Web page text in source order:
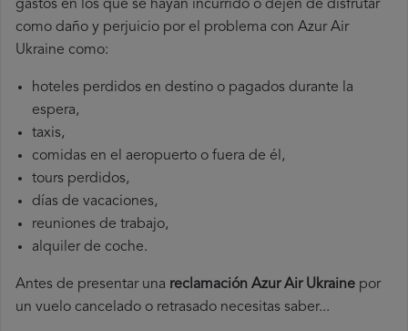
gastos en los que se hayan incurrido o dejen de disfrutar
como daño y perjuicio por el problema con Azur Air
Ukraine como:
hoteles perdidos en destino o pagados durante la
espera,
taxis,
comidas en el aeropuerto o fuera de él,
tours perdidos,
días de vacaciones,
reuniones de trabajo,
alquiler de coche.
Antes de presentar una reclamación Azur Air Ukraine por
un vuelo cancelado o retrasado necesitas saber...